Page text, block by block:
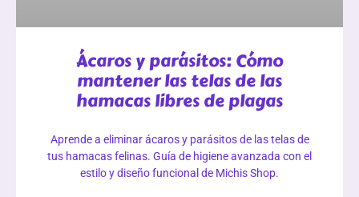
Ácaros y parásitos: Cómo
mantener las telas de las
hamacas libres de plagas
Aprende a eliminar ácaros y parásitos de las telas de
tus hamacas felinas. Guía de higiene avanzada con el
estilo y diseño funcional de Michis Shop.